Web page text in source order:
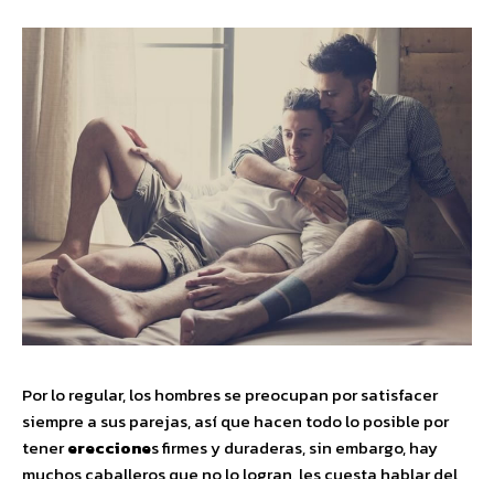
Por lo regular, los hombres se preocupan por satisfacer
siempre a sus parejas, así que hacen todo lo posible por
tenererecciones firmes y duraderas, sin embargo, hay
muchos caballeros que no lo logran, les cuesta hablar del